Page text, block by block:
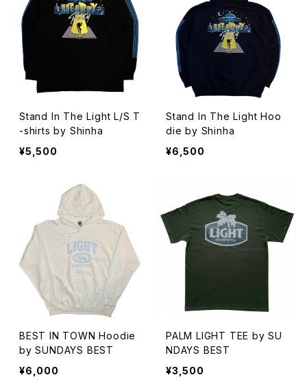
Stand In The Light L/S T
-shirts by Shinha
¥5,500
Stand In The Light Hoo
die by Shinha
¥6,500
BEST IN TOWN Hoodie
by SUNDAYS BEST
¥6,000
PALM LIGHT TEE by SU
NDAYS BEST
¥3,500